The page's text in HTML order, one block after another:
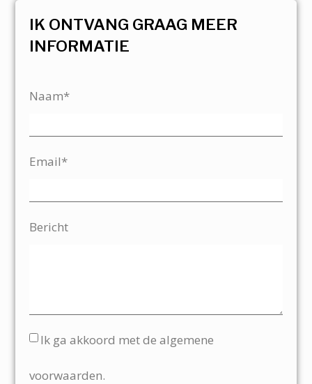
IK ONTVANG GRAAG MEER
INFORMATIE
Naam*
Email*
Bericht
Ik ga akkoord met de algemene
voorwaarden.